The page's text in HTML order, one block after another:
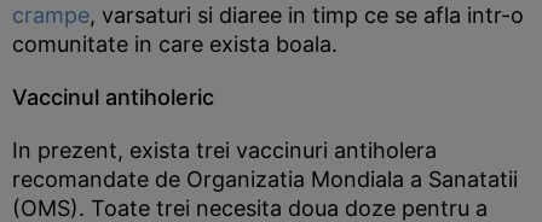
crampe, varsaturi si diaree in timp ce se afla intr-o
comunitate in care exista boala.
Vaccinul antiholeric
In prezent, exista trei vaccinuri antiholera
recomandate de Organizatia Mondiala a Sanatatii
(OMS). Toate trei necesita doua doze pentru a